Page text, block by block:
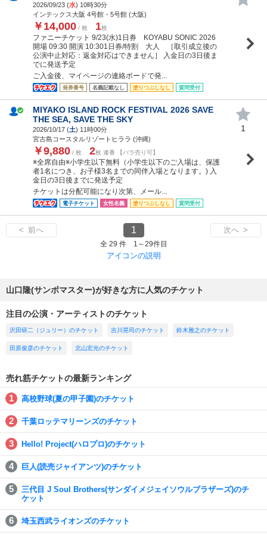
2026/09/23 (水) 10時30分
インテックス大阪 4号館・5号館 (大阪)
￥14,000 / 枚 1枚
ファニーチケット 9/23(水)1日券 KOYABU SONIC 2026
開場 09:30 開演 10:301日券/特割 大人 ［取引成立後の
公演中止対応：返金対応はできません］ 入金日の3日後ま
でに発送予定
ご入金後、マイページの連絡ボードで発...
発券番号 名義記載なし 塗りつぶしなし 質問受付
MIYAKO ISLAND ROCK FESTIVAL 2026 SAVE
THE SEA, SAVE THE SKY
2026/10/17 (土) 11時00分
宮古島コースタルリゾートヒララ (沖縄)
￥9,880 / 枚 2枚 連番 【バラ売り可】
※全席自由※小学生以下無料（小学生以下のご入場は、保護
者1名につき、お子様3名までの同伴入場となります。) 入
金日の3日後までに発送予定
チケットは分配可能になり次第、メール...
電子チケット 女性名義 塗りつぶしなし 質問受付
1
< 前へ 1 次へ >
全 29 件 1～29件目
アイコンの説明
山口隆(サンボマスター)が好きな方に人気のチケット
注目の公演・アーティストのチケット
沢田研二（ジュリー）のチケット 吉川晃司のチケット 鈴木雅之のチケット
田原俊彦のチケット 北山宏光のチケット
売れ筋チケットの最新ランキング
高校野球(夏の甲子園)のチケット
千葉ロッテマリーンズのチケット
Hello! Project(ハロプロ)のチケット
巨人(読売ジャイアンツ)のチケット
三代目 J Soul Brothers(サンダイメジェイソウルブラザーズ)のチ
ケット
埼玉西武ライオンズのチケット